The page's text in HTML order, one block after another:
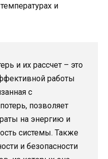
и
и их рассчет – это
работы
с
позволяет
на энергию и
системы. Также
и безопасности